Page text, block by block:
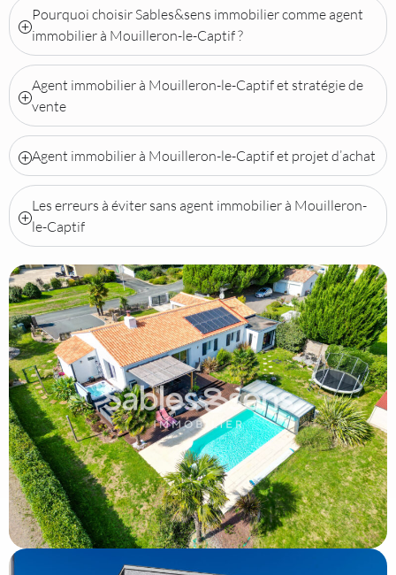
Pourquoi choisir Sables&sens immobilier comme agent
immobilier à Mouilleron-le-Captif ?
Agent immobilier à Mouilleron-le-Captif et stratégie de
vente
Agent immobilier à Mouilleron-le-Captif et projet d’achat
Les erreurs à éviter sans agent immobilier à Mouilleron-
le-Captif